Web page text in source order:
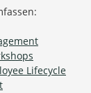
Lifecycle